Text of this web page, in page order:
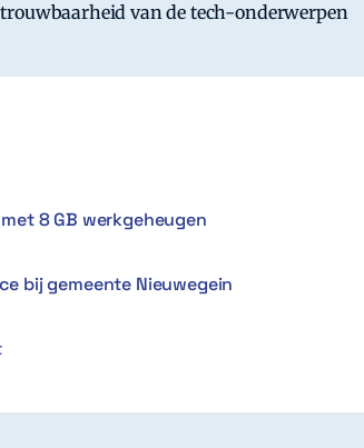
van de tech-onderwerpen
8 GB werkgeheugen
bij gemeente Nieuwegein